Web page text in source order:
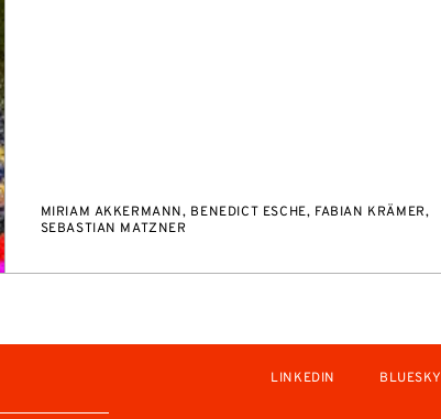
MIRIAM AKKERMANN, BENEDICT ESCHE, FABIAN KRÄMER,
SEBASTIAN MATZNER
LINKEDIN BLUESKY